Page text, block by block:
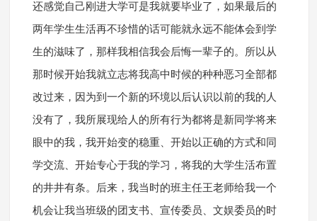
还感觉自己刚进大学可是我就要毕业了，如果最后的
两年学生生活再不珍惜的话可能就永远不能体会到学
生的滋味了，那样我相信我会后悔一辈子的。所以从
那时候开始我就立志将我高中时候的种种恶习全部都
改过来，因为到一个新的环境以后认识以前的我的人
没有了，我所展现给人的所有行为都将是新同学将来
眼中的我，我开始变的稳重、开始以正确的方式和同
学交流、开始专心于我的学习，将我的大学生活布置
的井井有条。后来，我当时的班主任王老师给我一个
机会让我当班级的团支书、宣传委员、文娱委员的时